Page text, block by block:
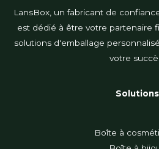
LansBox, un fabricant de
est dédié à être votre partenaire
solutions d'emballage
votre
Solutions
Boîte à